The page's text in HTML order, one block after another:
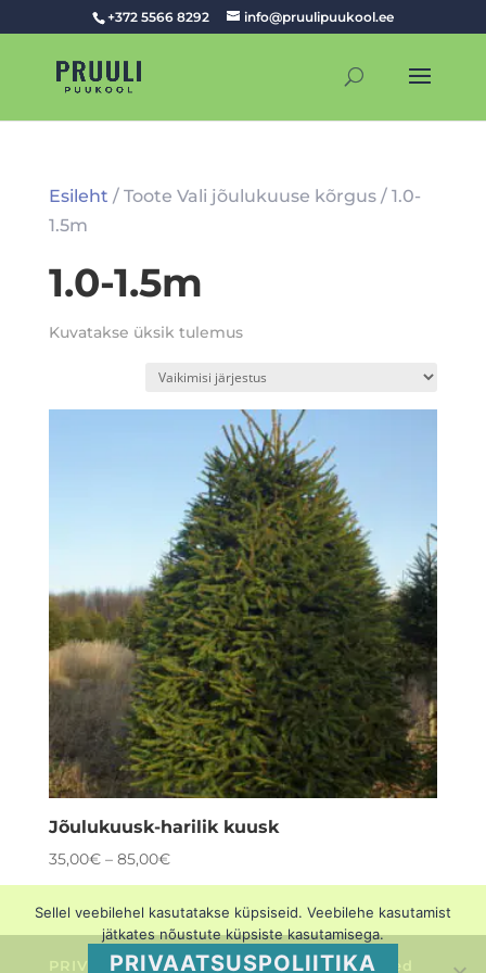
+372 5566 8292 info@pruulipuukool.ee
Esileht / Toote Vali jõulukuuse kõrgus / 1.0-
1.5m
1.0-1.5m
Kuvatakse üksik tulemus
Jõulukuusk-harilik kuusk
35,00€– 85,00€
PRIVAATSUSPOLIITIKA Müügitingimused
Sellel veebilehel kasutatakse küpsiseid. Veebilehe kasutamist
jätkates nõustute küpsiste kasutamisega.
PRIVAATSUSPOLIITIKA